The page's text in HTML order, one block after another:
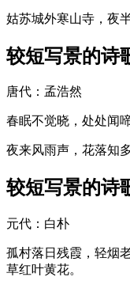
姑苏城外寒山寺，夜
较短写景的诗
唐代：孟浩然
春眠不觉晓，处处闻啼
夜来风雨声，花落知多
较短写景的诗
元代：白朴
孤村落日残霞，轻烟
草红叶黄花。